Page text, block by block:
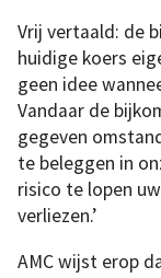
Vrij vertaald: de
huidige koers
geen idee
Vandaar de
gegeven
te beleggen in
risico te lopen
verliezen.’
AMC wijst erop